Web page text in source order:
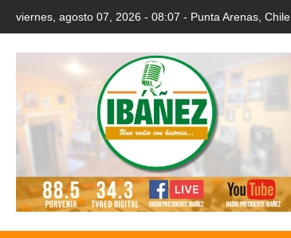
viernes, agosto 07, 2026 - 08:07 - Punta Arenas, Chile